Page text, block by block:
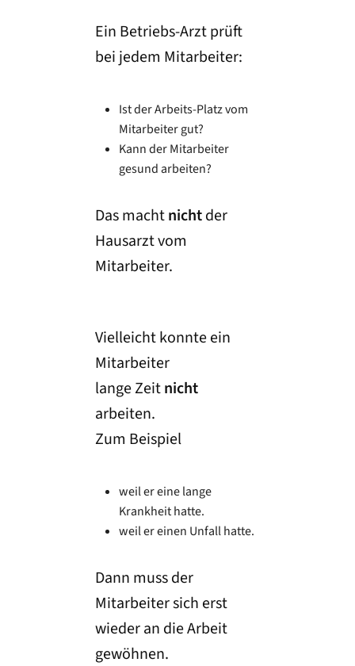
Ein Betriebs-Arzt prüft
bei jedem Mitarbeiter:
Ist der Arbeits-Platz vom
Mitarbeiter gut?
Kann der Mitarbeiter
gesund arbeiten?
Das machtnichtder
Hausarzt vom
Mitarbeiter.
Vielleicht konnte ein
Mitarbeiter
lange Zeitnicht
arbeiten.
Zum Beispiel
weil er eine lange
Krankheit hatte.
weil er einen Unfall hatte.
Dann muss der
Mitarbeiter sich erst
wieder an die Arbeit
gewöhnen.